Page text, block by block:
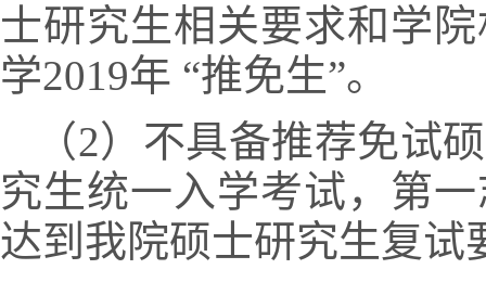
士研究生相关要求和学
学2019年 “推免生”。
（2）不具备推荐免试
究生统一入学考试，第
达到我院硕士研究生复试